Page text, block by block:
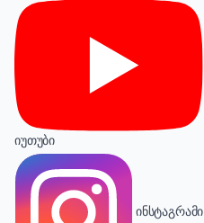
იუთუბი
ინსტაგრამი